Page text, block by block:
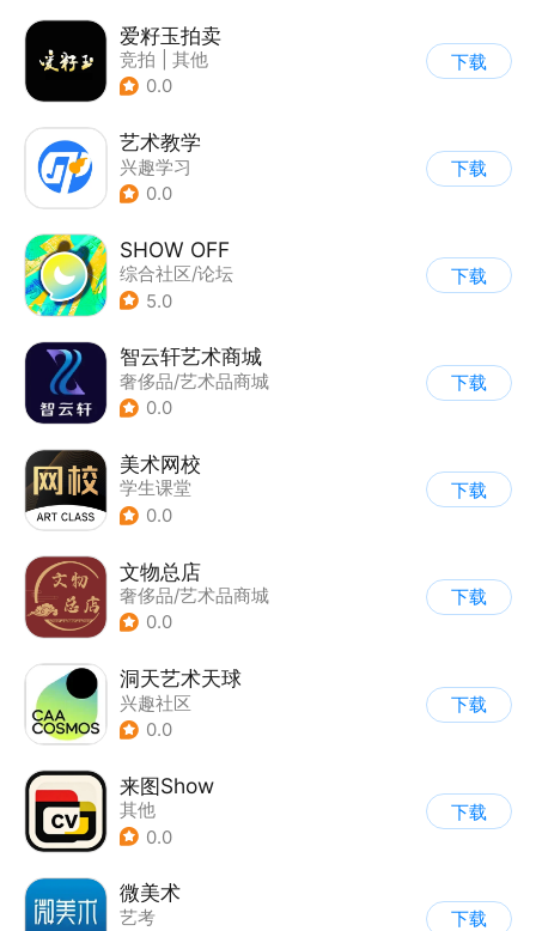
爱籽玉拍卖
竞拍
其他
0.0
下载
艺术教学
兴趣学习
0.0
下载
SHOW OFF
综合社区/论坛
5.0
下载
智云轩艺术商城
奢侈品/艺术品商城
0.0
下载
美术网校
学生课堂
0.0
下载
文物总店
奢侈品/艺术品商城
0.0
下载
洞天艺术天球
兴趣社区
0.0
下载
来图Show
其他
0.0
下载
微美术
艺考
下载